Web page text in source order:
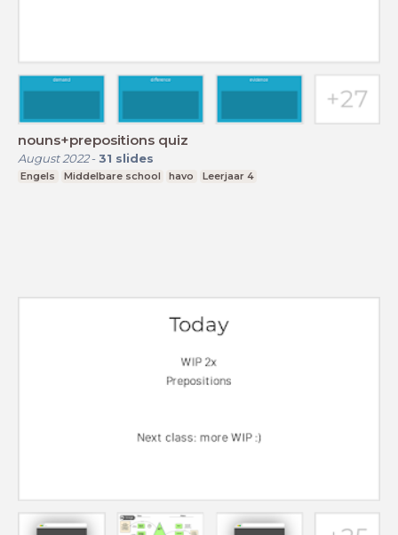
nouns+prepositions quiz
August 2022- 31 slides
Engels Middelbare school havo Leerjaar 4